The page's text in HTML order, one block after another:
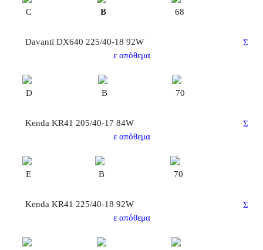
C B 68
Davanti DX640 225/40-18 92W
Σ
ε απόθεμα
D B 70
Kenda KR41 205/40-17 84W
Σ
ε απόθεμα
E B 70
Kenda KR41 225/40-18 92W
Σ
ε απόθεμα